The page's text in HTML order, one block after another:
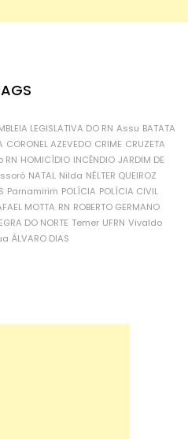
LEGISLATIVA DO RN Assu BATATA
CORONEL AZEVEDO CRIME CRUZETA
RN HOMICÍDIO INCÊNDIO JARDIM DE
NATAL Nilda NÉLTER QUEIROZ
Parnamirim POLÍCIA POLÍCIA CIVIL
MOTTA RN ROBERTO GERMANO
DO NORTE Temer UFRN Vivaldo
ÁLVARO DIAS